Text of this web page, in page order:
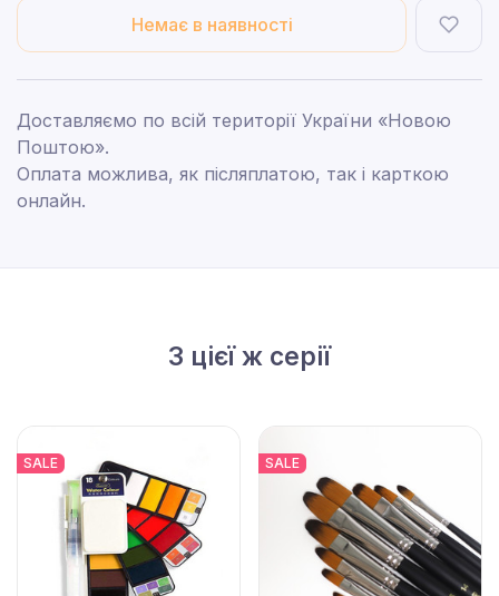
Немає в наявності
Доставляємо по всій території України «Новою
Поштою».
Оплата можлива, як післяплатою, так і карткою
онлайн.
З цієї ж серії
SALE SALE